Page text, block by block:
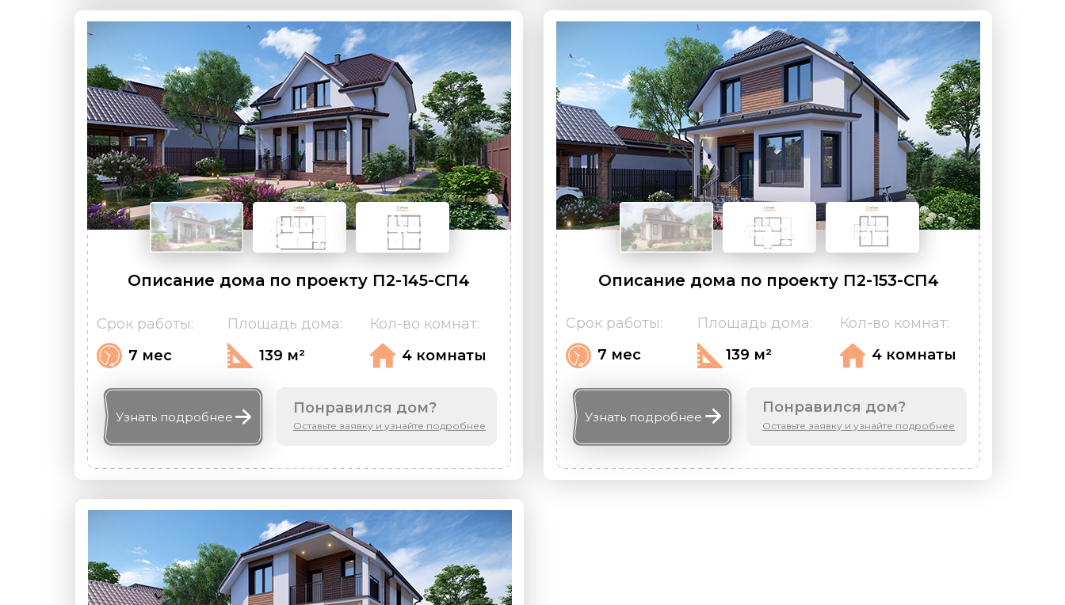
Описание дома по проекту П2-145-СП4
Срок работы:
7 мес
Площадь дома:
139 м²
Кол-во комнат:
4 комнаты
Понравился дом?
Оставьте заявку и узнайте подробнее
Узнать подробнее
Описание дома по проекту П2-153-СП4
Срок работы:
7 мес
Площадь дома:
139 м²
Кол-во комнат:
4 комнаты
Понравился дом?
Оставьте заявку и узнайте подробнее
Узнать подробнее